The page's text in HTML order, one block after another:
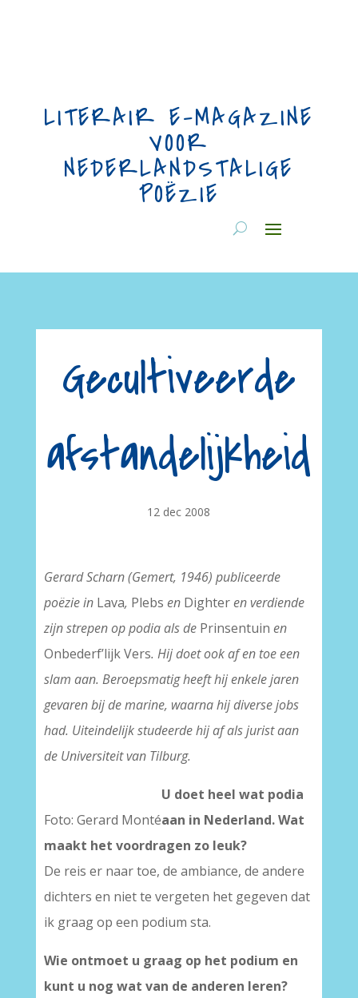
LITERAIR E-MAGAZINE
VOOR
NEDERLANDSTALIGE
POËZIE
Gecultiveerde
afstandelijkheid
12 dec 2008
Gerard Scharn (Gemert, 1946) publiceerde
poëzie in Lava, Plebs en Dighteren verdiende
zijn strepen op podia als de Prinsentuin en
Onbederf’lijk Vers. Hij doet ook af en toe een
slam aan. Beroepsmatig heeft hij enkele jaren
gevaren bij de marine, waarna hij diverse jobs
had. Uiteindelijk studeerde hij af als jurist aan
de Universiteit van Tilburg.
Foto: Gerard Monté
U doet heel wat podia
aan in Nederland. Wat
maakt het voordragen zo leuk?
De reis er naar toe, de ambiance, de andere
dichters en niet te vergeten het gegeven dat
ik graag op een podium sta.
Wie ontmoet u graag op het podium en
kunt u nog wat van de anderen leren?